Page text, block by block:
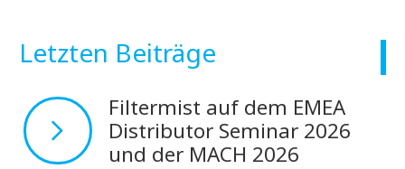
Letzten Beiträge
Filtermist auf dem EMEA
Distributor Seminar 2026
und der MACH 2026